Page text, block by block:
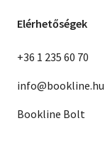
Elérhetőségek
+36 1 235 60 70
info@bookline.hu
Bookline Bolt